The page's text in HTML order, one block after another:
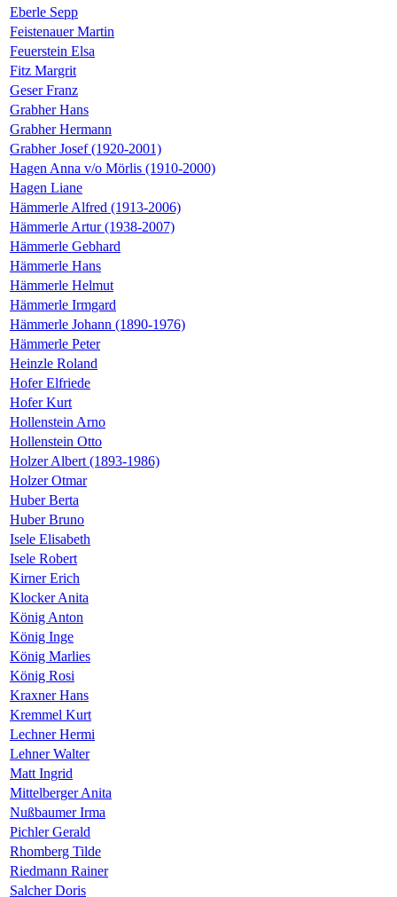
Eberle Sepp
Feistenauer Martin
Feuerstein Elsa
Fitz Margrit
Geser Franz
Grabher Hans
Grabher Hermann
Grabher Josef (1920-2001)
Hagen Anna v/o Mörlis (1910-2000)
Hagen Liane
Hämmerle Alfred (1913-2006)
Hämmerle Artur (1938-2007)
Hämmerle Gebhard
Hämmerle Hans
Hämmerle Helmut
Hämmerle Irmgard
Hämmerle Johann (1890-1976)
Hämmerle Peter
Heinzle Roland
Hofer Elfriede
Hofer Kurt
Hollenstein Arno
Hollenstein Otto
Holzer Albert (1893-1986)
Holzer Otmar
Huber Berta
Huber Bruno
Isele Elisabeth
Isele Robert
Kirner Erich
Klocker Anita
König Anton
König Inge
König Marlies
König Rosi
Kraxner Hans
Kremmel Kurt
Lechner Hermi
Lehner Walter
Matt Ingrid
Mittelberger Anita
Nußbaumer Irma
Pichler Gerald
Rhomberg Tilde
Riedmann Rainer
Salcher Doris